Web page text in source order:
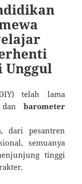
Unggul
telah lama
barometer
dari pesantren
semuanya
tinggi